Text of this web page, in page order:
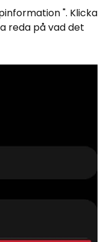
". Klicka
reda på vad det